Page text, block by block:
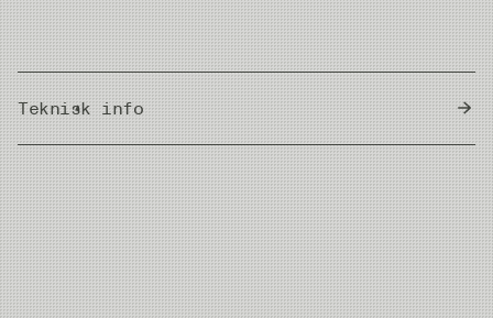
Teknisk info
Country of Origin Canada